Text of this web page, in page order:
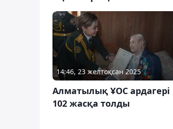
14:46, 23 желтоқсан 2025
Алматылық ҰОС ардагері
102 жасқа толды